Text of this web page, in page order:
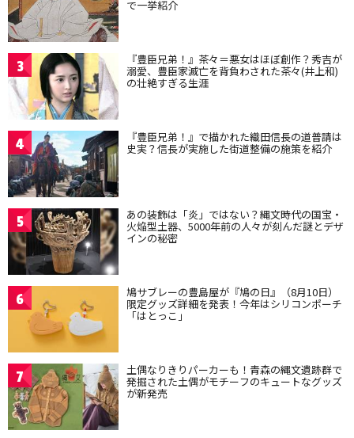
で一挙紹介
3 『豊臣兄弟！』茶々＝悪女はほぼ創作？秀吉が
溺愛、豊臣家滅亡を背負わされた茶々(井上和)
の壮絶すぎる生涯
4 『豊臣兄弟！』で描かれた織田信長の道普請は
史実？信長が実施した街道整備の施策を紹介
5 あの装飾は「炎」ではない？縄文時代の国宝・
火焔型土器、5000年前の人々が刻んだ謎とデザ
インの秘密
6 鳩サブレーの豊島屋が『鳩の日』（8月10日）
限定グッズ詳細を発表！今年はシリコンポーチ
「はとっこ」
7 土偶なりきりパーカーも！青森の縄文遺跡群で
発掘された土偶がモチーフのキュートなグッズ
が新発売